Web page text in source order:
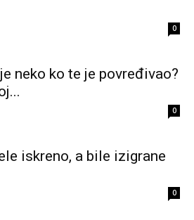
0
neko ko te je povređivao?
0
iskreno, a bile izigrane
0